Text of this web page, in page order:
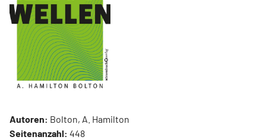
Autoren: Bolton, A. Hamilton
Seitenanzahl: 448